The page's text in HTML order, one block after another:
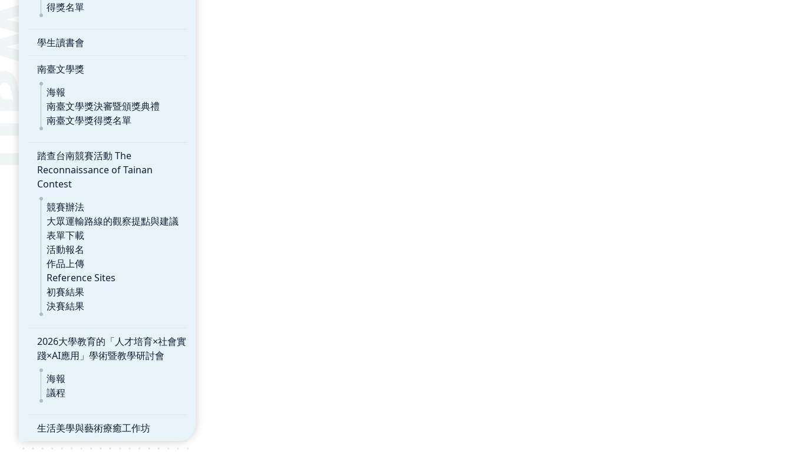
得獎名單
學生讀書會
南臺文學獎
海報
南臺文學獎決審暨頒獎典禮
南臺文學獎得獎名單
踏查台南競賽活動 The
Reconnaissance of Tainan
Contest
競賽辦法
大眾運輸路線的觀察提點與建議
表單下載
活動報名
作品上傳
Reference Sites
初賽結果
決賽結果
2026大學教育的「人才培育×社會實
踐×AI應用」學術暨教學研討會
海報
議程
生活美學與藝術療癒工作坊